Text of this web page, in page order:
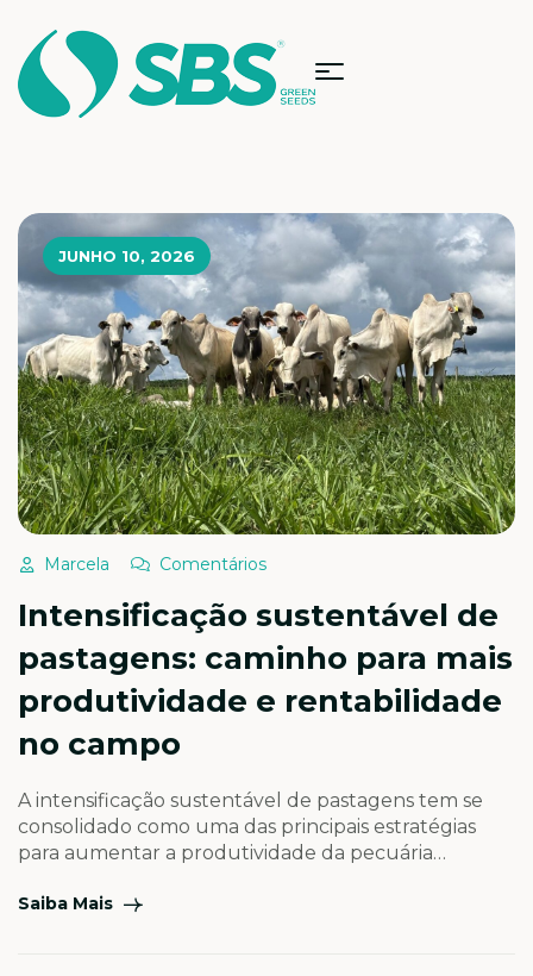
JUNHO 10, 2026
Marcela Comentários
Intensificação sustentável de
pastagens: caminho para mais
produtividade e rentabilidade
no campo
A intensificação sustentável de pastagens tem se
consolidado como uma das principais estratégias
para aumentar a produtividade da pecuária
Quando planejada e executada de forma
Saiba Mais